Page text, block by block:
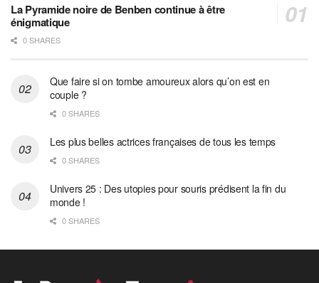
La Pyramide noire de Benben continue à être
énigmatique
0 SHARES
Que faire si on tombe amoureux alors qu’on est en
couple ?
0 SHARES
Les plus belles actrices françaises de tous les temps
0 SHARES
Univers 25 : Des utopies pour souris prédisent la fin du
monde !
0 SHARES